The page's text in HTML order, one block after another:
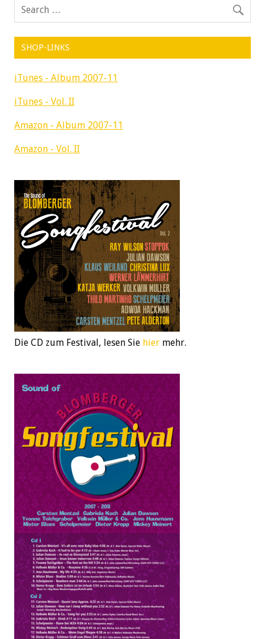
SHOP-LINKS
iTunes - Album 2007-11
iTunes - Vol. II
Amazon - Album 2007-11
Amazon - Vol. II
Die CD zum Festival, lesen Sie hier mehr.